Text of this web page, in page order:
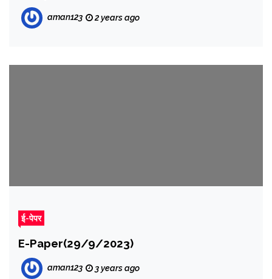
aman123 2 years ago
ई-पेपर
E-Paper(29/9/2023)
aman123 3 years ago